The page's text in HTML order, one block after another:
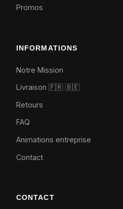
Promos
INFORMATIONS
Notre Mission
Livraison 🇫🇷 🇧🇪
Retours
FAQ
Animations entreprise
Contact
CONTACT